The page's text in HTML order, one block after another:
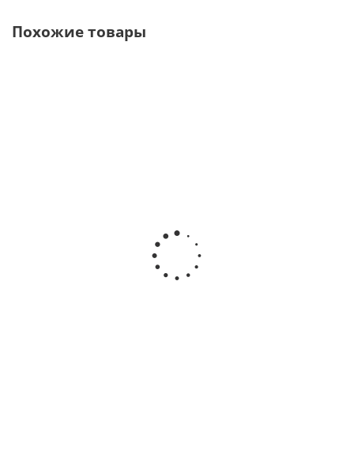
Похожие товары
встраиваемый скалер со
светом, в комплекте 5
насадок · Woodpecker
ультразвуковой скалер